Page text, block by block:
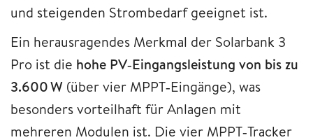
und steigenden Strombedarf geeignet ist.
Ein herausragendes Merkmal der Solarbank 3
Pro ist die hohe PV‑Eingangsleistung von bis zu
3.600 W (über vier MPPT‑Eingänge), was
besonders vorteilhaft für Anlagen mit
mehreren Modulen ist. Die vier MPPT‑Tracker